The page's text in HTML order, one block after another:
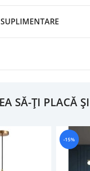
SĂ-ȚI PLACĂ
-15%